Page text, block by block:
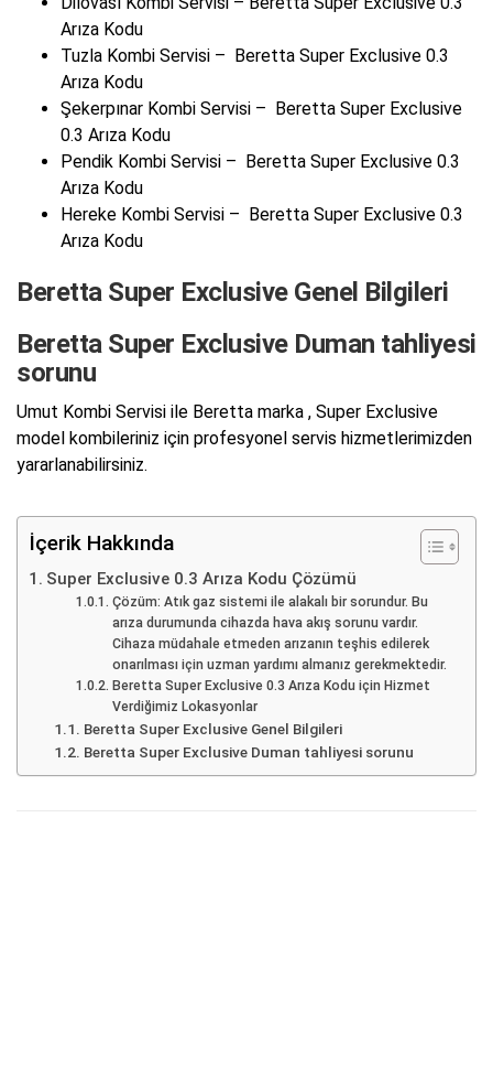
Arıza Kodu
Tuzla Kombi Servisi – Beretta Super Exclusive 0.3
Arıza Kodu
Şekerpınar Kombi Servisi – Beretta Super Exclusive
0.3 Arıza Kodu
Pendik Kombi Servisi – Beretta Super Exclusive 0.3
Arıza Kodu
Hereke Kombi Servisi – Beretta Super Exclusive 0.3
Arıza Kodu
Beretta Super Exclusive Genel Bilgileri
Beretta Super Exclusive Duman tahliyesi
sorunu
Umut Kombi Servisi ile Beretta marka , Super Exclusive
model kombileriniz için profesyonel servis hizmetlerimizden
yararlanabilirsiniz.
İçerik Hakkında
Super Exclusive 0.3 Arıza Kodu Çözümü
Çözüm: Atık gaz sistemi ile alakalı bir sorundur. Bu
arıza durumunda cihazda hava akış sorunu vardır.
Cihaza müdahale etmeden arızanın teşhis edilerek
onarılması için uzman yardımı almanız gerekmektedir.
Beretta Super Exclusive 0.3 Arıza Kodu için Hizmet
Verdiğimiz Lokasyonlar
Beretta Super Exclusive Genel Bilgileri
Beretta Super Exclusive Duman tahliyesi sorunu